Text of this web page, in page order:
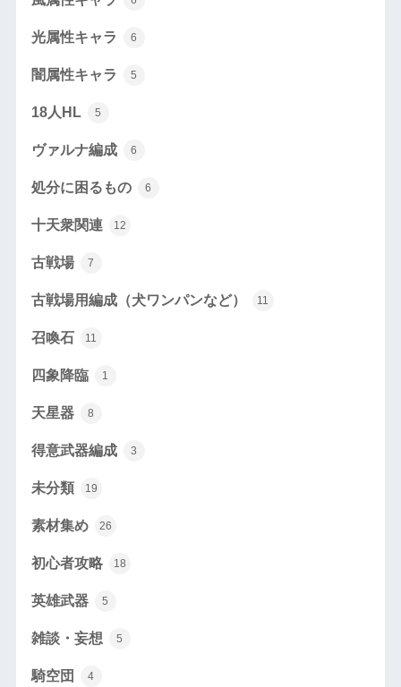
光属性キャラ 6
闇属性キャラ 5
18人HL 5
ヴァルナ編成 6
処分に困るもの 6
十天衆関連 12
古戦場 7
古戦場用編成（犬ワンパンなど） 11
召喚石 11
四象降臨 1
天星器 8
得意武器編成 3
未分類 19
素材集め 26
初心者攻略 18
英雄武器 5
雑談・妄想 5
騎空団 4